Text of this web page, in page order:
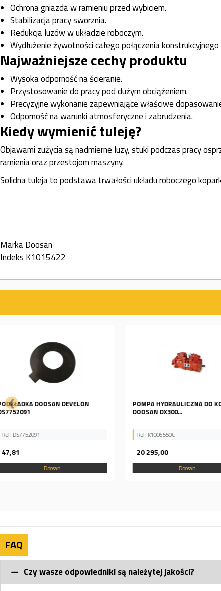
Ochrona gniazda w ramieniu przed wybiciem.
Stabilizacja pracy sworznia.
Redukcja luzów w układzie roboczym.
Wydłużenie żywotności całego połączenia konstrukcyjnego
Najważniejsze cechy produktu
Wysoka odporność na ścieranie.
Przystosowanie do pracy pod dużym obciążeniem.
Precyzyjne wykonanie zapewniające właściwe
Odporność na warunki atmosferyczne i zabrudzenia.
Kiedy wymienić tuleję?
Objawami zużycia są nadmierne luzy, stuki podczas pracy
ramienia oraz przestojom maszyny.
Solidna tuleja to podstawa trwałości układu roboczego
MarkaDoosan
Indeks K1015422
POMPA HYDRAULICZNA DO KOPARKI
Ref: K1006550C
20 295,00
Doosan
USZCZELKA ORING
WTRYSKIWACZA
65965010088
10,70
Doosan
❮
FAQ
Czy wasze odpowiedniki są należytej jakości?